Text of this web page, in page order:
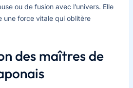
ou de fusion avec l’univers. Elle
une force vitale qui oblitère
des maîtres de